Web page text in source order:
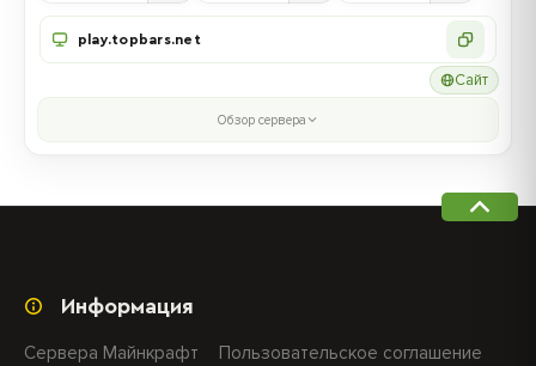
play.topbars.net
Сайт
Обзор сервера
Информация
Сервера Майнкрафт
Пользовательское соглашение